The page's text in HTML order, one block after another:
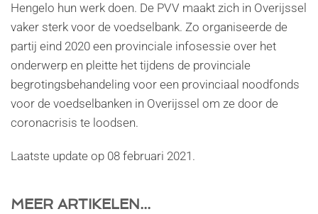
Hengelo hun werk doen. De PVV maakt zich in Overijssel
vaker sterk voor de voedselbank. Zo organiseerde de
partij eind 2020 een provinciale infosessie over het
onderwerp en pleitte het tijdens de provinciale
begrotingsbehandeling voor een provinciaal noodfonds
voor de voedselbanken in Overijssel om ze door de
coronacrisis te loodsen.
Laatste update op 08 februari 2021 .
MEER ARTIKELEN...